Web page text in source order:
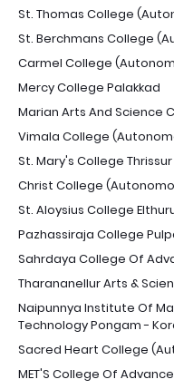
St. Thomas College
St. Berchmans College
Carmel College
Mercy College Palakkad
Marian Arts And Science
Vimala College
St. Mary's College Thrissur
Christ College
St. Aloysius College
Pazhassiraja College
Sahrdaya College Of
Tharananellur Arts &
Naipunnya Institute Of
Technology Pongam -
Sacred Heart College
MET'S College Of